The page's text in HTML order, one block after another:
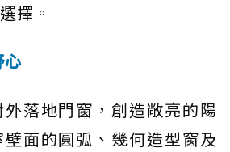
擇。
心
落地門窗，創造敞亮的陽
面的圓弧、幾何造型窗及